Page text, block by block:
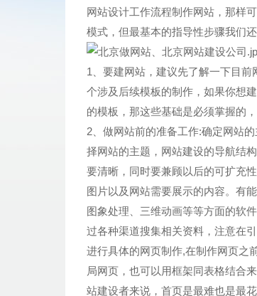
网站设计工作流程制作网站，那样
模式，但最基本的指导性步骤我们
1、要建网站，建议先了解一下目
个涉及后续模板的制作，如果你想
的模板，那这些基础是必须掌握的
2、做网站前的准备工作:确定网站
择网站的主题，网站建设的导航结
要清晰，同时要兼顾以后的可扩充
图片以及网站需要展示的内容。有
图象处理、三维动画等等方面的软
过各种渠道搜集相关资料，注意在
进行具体的网页制作,在制作网页之
局网页，也可以用框架同表格结合
站建设者来说，首页是最难也是最花